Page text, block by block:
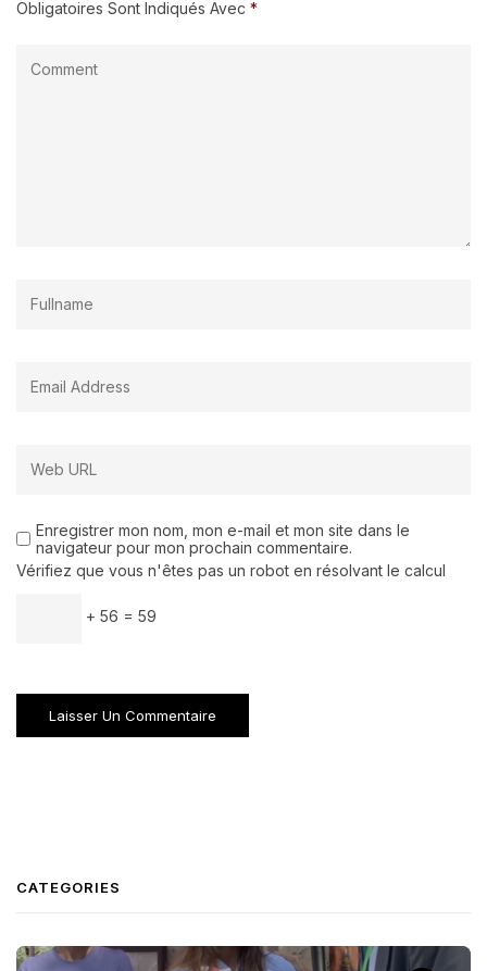
Obligatoires Sont Indiqués Avec *
Enregistrer mon nom, mon e-mail et mon site dans le
navigateur pour mon prochain commentaire.
Vérifiez que vous n'êtes pas un robot en résolvant le calcul
+ 56 = 59
CATEGORIES